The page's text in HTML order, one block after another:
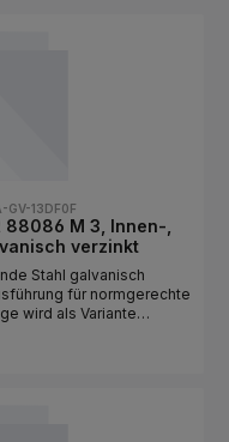
13DF0F
M 3, Innen-,
verzinkt
Stahl galvanisch
für normgerechte
wird als Variante